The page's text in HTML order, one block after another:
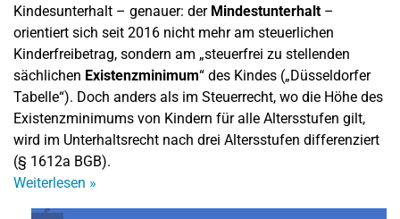
Kindesunterhalt – genauer: der Mindestunterhalt–
orientiert sich seit 2016 nicht mehr am steuerlichen
Kinderfreibetrag, sondern am „steuerfrei zu stellenden
sächlichen Existenzminimum“ des Kindes („Düsseldorfer
Tabelle“). Doch anders als im Steuerrecht, wo die Höhe des
Existenzminimums von Kindern für alle Altersstufen gilt,
wird im Unterhaltsrecht nach drei Altersstufen differenziert
(§ 1612a BGB).
Weiterlesen »